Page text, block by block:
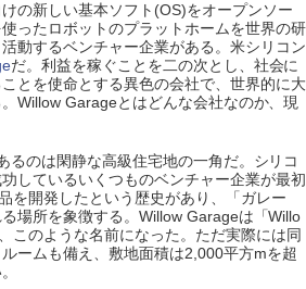
の新しい基本ソフト(OS)をオープンソー
ったロボットのプラットホームを世界の研
動するベンチャー企業がある。米シリコン
だ。利益を稼ぐことを二の次とし、社会に
とを使命とする異色の会社で、世界的に大
Willow Garageとはどんな会社なのか、現
のは閑静な高級住宅地の一角だ。シリコ
しているいくつものベンチャー企業が最初
を開発したという歴史があり、「ガレー
場所を象徴する。Willow Garageは「Willo
このような名前になった。ただ実際には同
ームも備え、敷地面積は2,000平方mを超